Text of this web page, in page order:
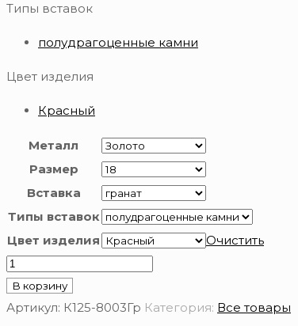
Типы вставок
полудрагоценные камни
Цвет изделия
Красный
Металл
Размер
Вставка
Типы вставок
Цвет изделия
Очистить
Количество
товара
Золотое
В корзину
Артикул: К125-8003Гр Категория: Все товары